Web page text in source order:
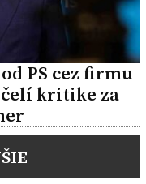
PS cez firmu
kritike za